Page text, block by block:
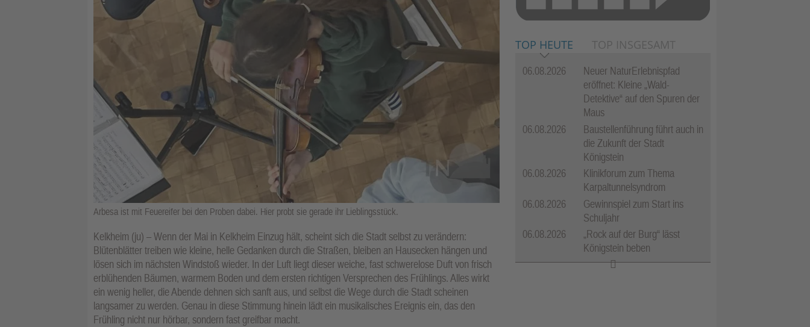
Arbesa ist mit Feuereifer bei den Proben dabei. Hier probt sie gerade ihr Lieblingsstück.
Kelkheim (ju) – Wenn der Mai in Kelkheim Einzug hält, scheint sich die Stadt selbst zu verändern:
Blütenblätter treiben wie kleine, helle Gedanken durch die Straßen, bleiben an Hausecken hängen und
lösen sich im nächsten Windstoß wieder. In der Luft liegt dieser weiche, fast schwerelose Duft von frisch
erblühenden Bäumen, warmem Boden und dem ersten richtigen Versprechen des Frühlings. Alles wirkt
ein wenig heller, die Abende dehnen sich sanft aus, und selbst die Wege durch die Stadt scheinen
langsamer zu werden. Genau in diese Stimmung hinein lädt ein musikalisches Ereignis ein, das den
Frühling nicht nur hörbar, sondern fast greifbar macht.
TOP HEUTE TOP INSGESAMT
06.08.2026
Neuer NaturErlebnispfad
eröffnet: Kleine „Wald-
Detektive“ auf den Spuren der
Maus
06.08.2026
Baustellenführung führt auch in
die Zukunft der Stadt
Königstein
06.08.2026
Klinikforum zum Thema
Karpaltunnelsyndrom
06.08.2026
Gewinnspiel zum Start ins
Schuljahr
06.08.2026
„Rock auf der Burg“ lässt
Königstein beben